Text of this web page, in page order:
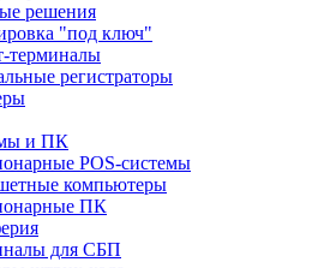
решения
"под ключ"
терминалы
регистраторы
и ПК
POS-системы
компьютеры
ПК
для СБП